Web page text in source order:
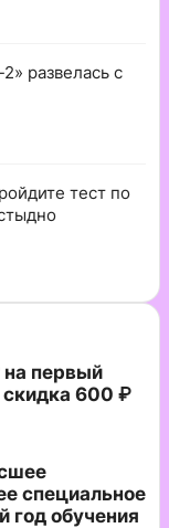
развелась с
тест по
первый
скидка 600 ₽
специальное
год обучения